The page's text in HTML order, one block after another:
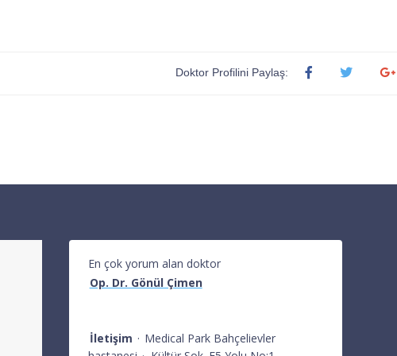
Doktor Profilini Paylaş:
En çok yorum alan doktor
Op. Dr. Gönül Çimen
İletişim · Medical Park Bahçelievler